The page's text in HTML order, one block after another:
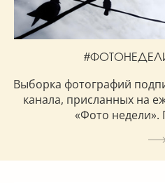
Выборка фотографий
канала, присланных на
«Фото недели».